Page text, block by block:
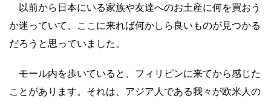
以前から日本にいる家族や友達へのお土産に何を買おう
か迷っていて、ここに来れば何かしら良いものが見つかる
だろうと思っていました。
モール内を歩いていると、フィリピンに来てから感じた
ことがあります。それは、アジア人である我々が欧米人の